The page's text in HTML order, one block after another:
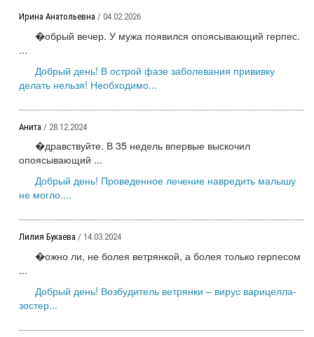
Ирина Анатольевна / 04.02.2026
�обрый вечер. У мужа появился опоясывающий герпес.
...
Добрый день! В острой фазе заболевания прививку
делать нельзя! Необходимо...
Анита / 28.12.2024
�дравствуйте. В 35 недель впервые выскочил
опоясывающий ...
Добрый день! Проведенное лечение навредить малышу
не могло....
Лилия Букаева / 14.03.2024
�ожно ли, не болея ветрянкой, а болея только герпесом
...
Добрый день! Возбудитель ветрянки – вирус варицелла-
зостер...